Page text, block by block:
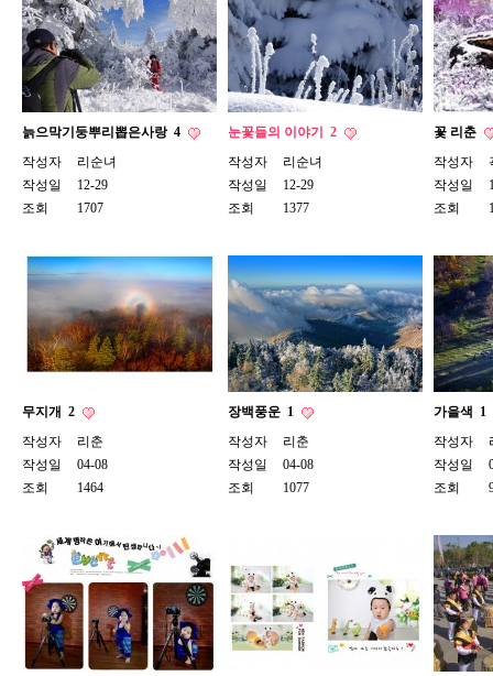
늙으막기둥뿌리뽑은사랑 4
작성자
리순녀
작성일
12-29
조회
1707
눈꽃들의 이야기 2
작성자
리순녀
작성일
12-29
조회
1377
꽃 리춘
작성자
작성일
조회
무지개 2
작성자
리춘
작성일
04-08
조회
1464
장백풍운 1
작성자
리춘
작성일
04-08
조회
1077
가을색 1
작성자
작성일
조회